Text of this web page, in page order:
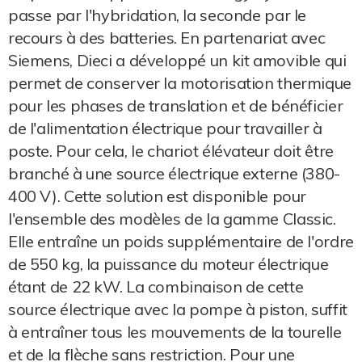
passe par l'hybridation, la seconde par le
recours à des batteries. En partenariat avec
Siemens, Dieci a développé un kit amovible qui
permet de conserver la motorisation thermique
pour les phases de translation et de bénéficier
de l'alimentation électrique pour travailler à
poste. Pour cela, le chariot élévateur doit être
branché à une source électrique externe (380-
400 V). Cette solution est disponible pour
l'ensemble des modèles de la gamme Classic.
Elle entraîne un poids supplémentaire de l'ordre
de 550 kg, la puissance du moteur électrique
étant de 22 kW. La combinaison de cette
source électrique avec la pompe à piston, suffit
à entraîner tous les mouvements de la tourelle
et de la flèche sans restriction. Pour une